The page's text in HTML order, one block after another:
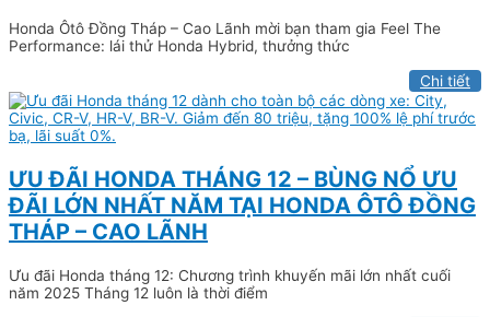
Honda Ôtô Đồng Tháp – Cao Lãnh mời bạn tham gia Feel The
Performance: lái thử Honda Hybrid, thưởng thức
Chi tiết
ƯU ĐÃI HONDA THÁNG 12 – BÙNG NỔ ƯU
ĐÃI LỚN NHẤT NĂM TẠI HONDA ÔTÔ ĐỒNG
THÁP – CAO LÃNH
Ưu đãi Honda tháng 12: Chương trình khuyến mãi lớn nhất cuối
năm 2025 Tháng 12 luôn là thời điểm